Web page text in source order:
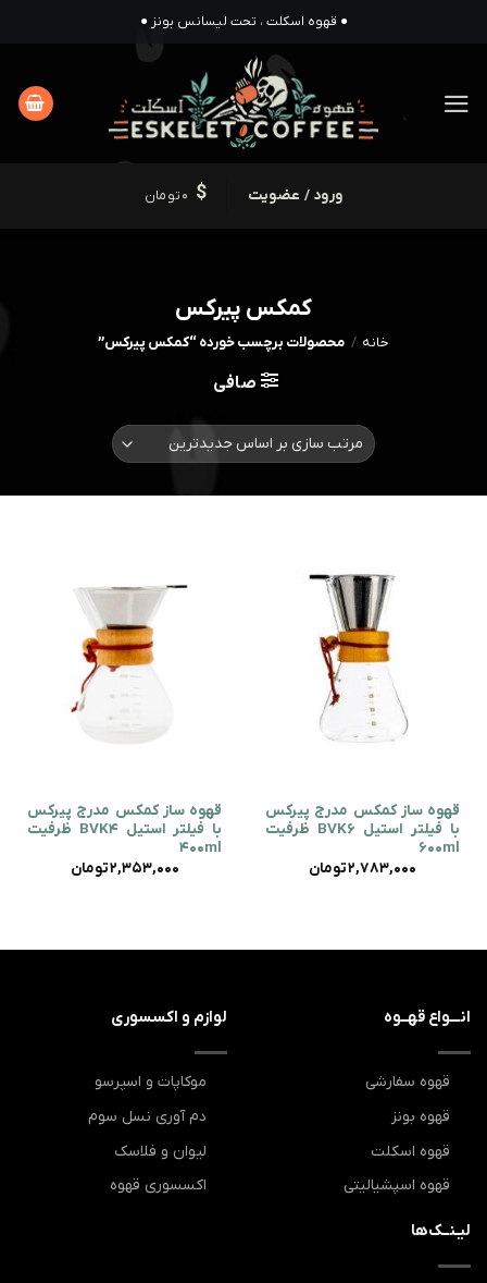
● قهوه اسکلت ، تحت لیسانس بونز ●
ورود / عضویت 0تومان
کمکس پیرکس
خانه / محصولات برچسب خورده “کمکس پیرکس”
صافی
قهوه ساز کمکس مدرج پیرکس
با فیلتر استیل BVK6 ظرفیت
600ml
2,783,000تومان
قهوه ساز کمکس مدرج پیرکس
با فیلتر استیل BVK4 ظرفیت
400ml
2,353,000تومان
انـــواع قهــوه
قهوه سفارشی
قهوه بونز
قهوه اسکلت
قهوه اسپشیالیتی
لوازم و اکسسوری
موکاپات و اسپرسو
دم آوری نسل سوم
لیوان و فلاسک
اکسسوری قهوه
لیـنــک‌ها